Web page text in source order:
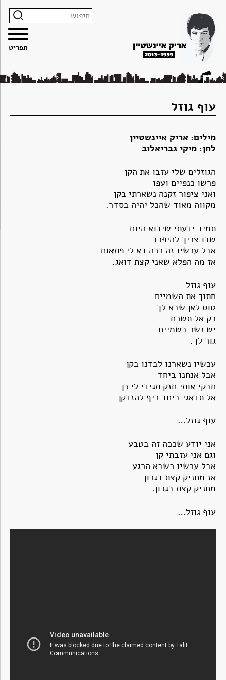
האתר
הצהרת
נגישות
לתוכן
קשר
עוף גוזל
מילים: אריק איינשטיין
לחן: מיקי גבריאלוב
הגוזלים שלי עזבו את הקן
פרשו כנפיים ועפו
ואני ציפור זקנה נשארתי בקן
מקווה מאוד שהכל יהיה בסדר.
תמיד ידעתי שיבוא היום
שבו צריך להיפרד
אבל עכשיו זה ככה בא לי פתאום
אז מה הפלא שאני קצת דואג.
עוף גוזל
חתוך את השמיים
טוס לאן שבא לך
רק אל תשכח
יש נשר בשמיים
גור לך.
עכשיו נשארנו לבדנו בקן
אבל אנחנו ביחד
חבקי אותי חזק תגידי לי כן
אל תדאגי ביחד כיף להזדקן
עוף גוזל…
אני יודע שככה זה בטבע
וגם אני עזבתי קן
אבל עכשיו כשבא הרגע
אז מחניק קצת בגרון
מחניק קצת בגרון.
עוף גוזל…
תפריט